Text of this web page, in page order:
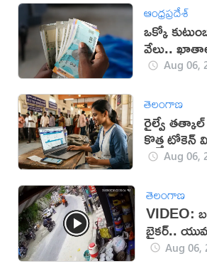
ఆంధ్రప్రదేశ్
ఒక్కో
వేలు..
ప్ర‌భుత్వం..!
Aug 06,
తెలంగాణ
రైల్వే
కొత్త టోకెన్
Aug 06,
తెలంగాణ
VIDEO:
బైకర్..
Aug 06,